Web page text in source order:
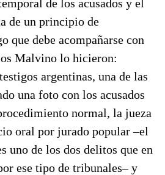
de los acusados y el
de un principio de
que debe acompañarse con
Malvino lo hicieron:
argentinas, una de las
una foto con los acusados
normal, la jueza
oral por jurado popular –el
uno de los dos delitos que en
ese tipo de tribunales– y